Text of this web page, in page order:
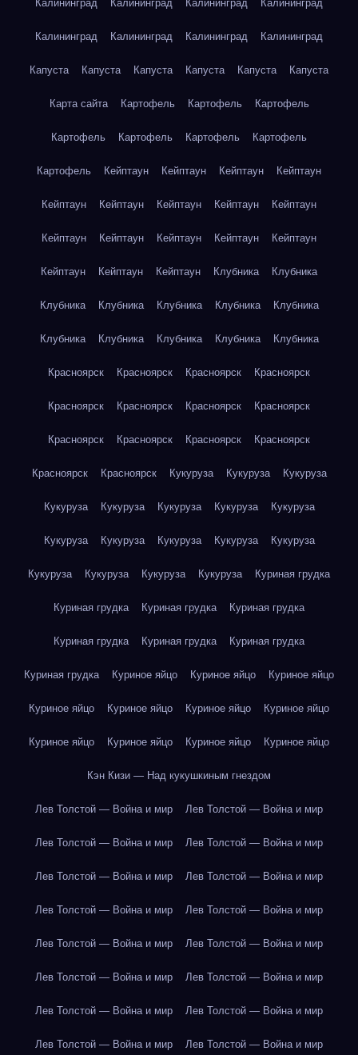
Калининград Калининград Калининград Калининград
Калининград Калининград Калининград Калининград
Капуста Капуста Капуста Капуста Капуста Капуста
Карта сайта Картофель Картофель Картофель
Картофель Картофель Картофель Картофель
Картофель Кейптаун Кейптаун Кейптаун Кейптаун
Кейптаун Кейптаун Кейптаун Кейптаун Кейптаун
Кейптаун Кейптаун Кейптаун Кейптаун Кейптаун
Кейптаун Кейптаун Кейптаун Клубника Клубника
Клубника Клубника Клубника Клубника Клубника
Клубника Клубника Клубника Клубника Клубника
Красноярск Красноярск Красноярск Красноярск
Красноярск Красноярск Красноярск Красноярск
Красноярск Красноярск Красноярск Красноярск
Красноярск Красноярск Кукуруза Кукуруза Кукуруза
Кукуруза Кукуруза Кукуруза Кукуруза Кукуруза
Кукуруза Кукуруза Кукуруза Кукуруза Кукуруза
Кукуруза Кукуруза Кукуруза Кукуруза Куриная грудка
Куриная грудка Куриная грудка Куриная грудка
Куриная грудка Куриная грудка Куриная грудка
Куриная грудка Куриное яйцо Куриное яйцо Куриное яйцо
Куриное яйцо Куриное яйцо Куриное яйцо Куриное яйцо
Куриное яйцо Куриное яйцо Куриное яйцо Куриное яйцо
Кэн Кизи — Над кукушкиным гнездом
Лев Толстой — Война и мир Лев Толстой — Война и мир
Лев Толстой — Война и мир Лев Толстой — Война и мир
Лев Толстой — Война и мир Лев Толстой — Война и мир
Лев Толстой — Война и мир Лев Толстой — Война и мир
Лев Толстой — Война и мир Лев Толстой — Война и мир
Лев Толстой — Война и мир Лев Толстой — Война и мир
Лев Толстой — Война и мир Лев Толстой — Война и мир
Лев Толстой — Война и мир Лев Толстой — Война и мир